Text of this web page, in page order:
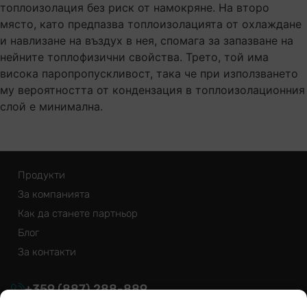
топлоизолация без риск от намокряне. На второ
място, като предпазва топлоизолацията от охлаждане
и навлизане на въздух в нея, спомага за запазване на
нейните топлофизични свойства. Трето, той има
висока паропропускливост, така че при използването
му вероятността от кондензация в топлоизолационния
слой е минимална.
Продукти
За компанията
Как да станете партньор
Блог
За контакти
+359(887)288-889